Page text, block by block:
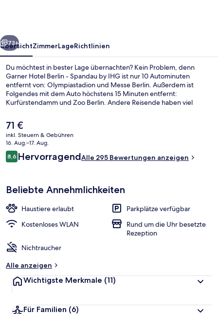
IHG
Weiter
73+
ÜbersichtZimmerLageRichtlinien
Du möchtest in bester Lage übernachten? Kein Problem, denn
Garner Hotel Berlin - Spandau by IHG ist nur 10 Autominuten
entfernt von: Olympiastadion und Messe Berlin. Außerdem ist
Folgendes mit dem Auto höchstens 15 Minuten entfernt:
Kurfürstendamm und Zoo Berlin. Andere Reisende haben viel
Verkehrsmittel sind nur einen kurzen Fußmarsch entfernt: Zur S-
Bahnhof Berlin-Stresow sind es nur wenige Schritte und zur S-
Bahnhof Spandau 12 Minuten.
Der
aktuelle
Preis
beträgt
71 €.
71 €
inkl. Steuern & Gebühren
16. Aug.–17. Aug.
Bewertungen
8,68,6 von 10.
HervorragendAlle 295 Bewertungen anzeigen
Beliebte Annehmlichkeiten
Haustiere erlaubt
Parkplätze verfügbar
Kostenloses WLAN
Rund um die Uhr besetzte
Rezeption
Nichtraucher
Alle anzeigen
Wichtigste Merkmale (11)
Für Familien (6)